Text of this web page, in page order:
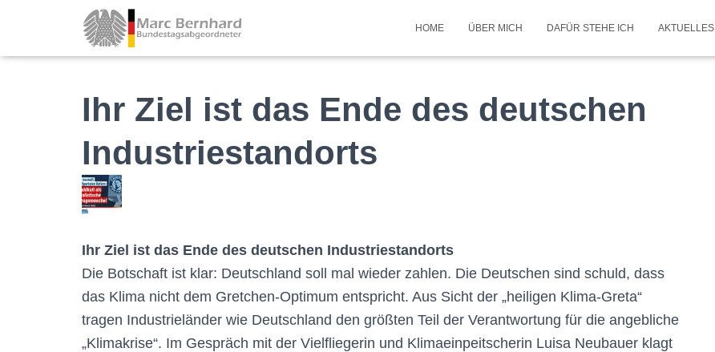
HOME ÜBER MICH DAFÜR STEHE ICH AKTUELLES
Ihr Ziel ist das Ende des deutschen
Industriestandorts
Ihr Ziel ist das Ende des deutschen Industriestandorts
Die Botschaft ist klar: Deutschland soll mal wieder zahlen. Die Deutschen sind schuld, dass
das Klima nicht dem Gretchen-Optimum entspricht. Aus Sicht der „heiligen Klima-Greta“
tragen Industrieländer wie Deutschland den größten Teil der Verantwortung für die angebliche
„Klimakrise“. Im Gespräch mit der Vielfliegerin und Klimaeinpeitscherin Luisa Neubauer klagt